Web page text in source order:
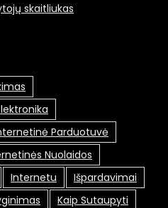
Parduotuvė
Nuolaidos
Internetu
Išpardavimai
Kaip Sutaupyti